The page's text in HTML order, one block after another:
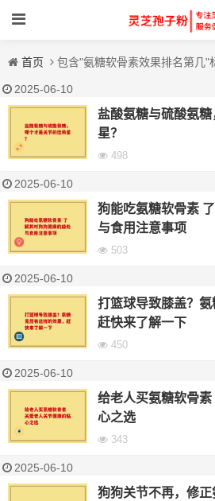
首页 包含"氨糖软骨素效果排名第几"
2025-06-10
盐酸氨糖与硫酸氨
星？
498
2025-06-10
狗能吃氨糖软骨素
与食用注意事项
503
2025-06-10
打篮球导致膝盖？氨
赶快来了解一下
450
2025-06-10
给老人买氨糖软骨
心之选
343
2025-06-10
狗狗关节不再，修